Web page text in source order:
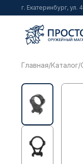
г. Екатеринбург, ул.
Главная/Каталог/